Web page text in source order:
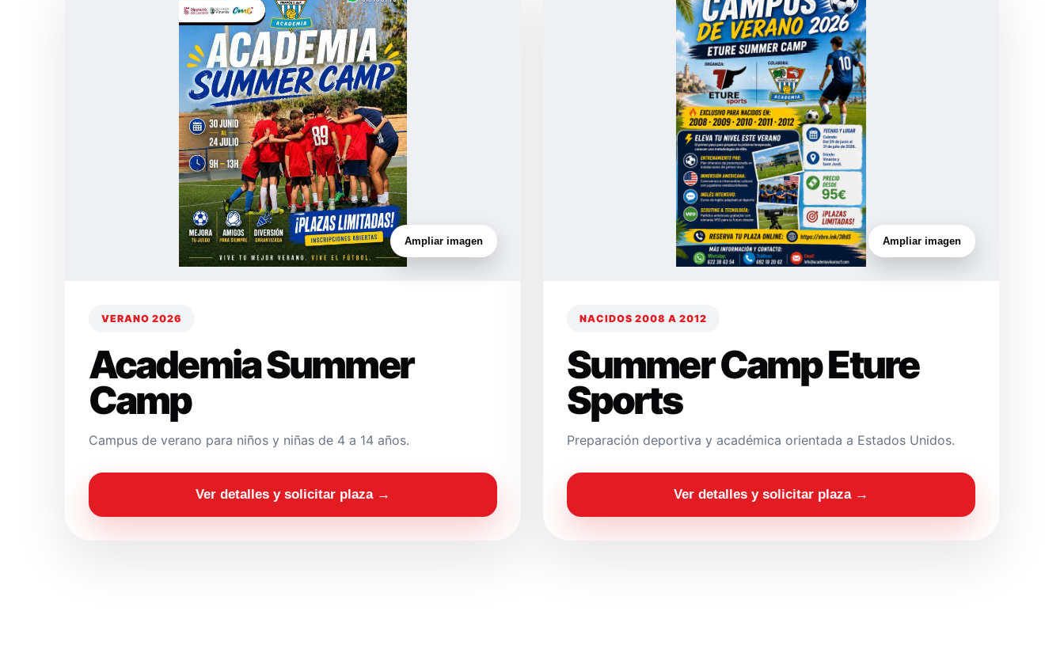
Ampliar imagen
VERANO 2026
Academia Summer
Camp
Campus de verano para niños y niñas de 4 a 14 años.
Ver detalles y solicitar plaza →
Ampliar imagen
NACIDOS 2008 A 2012
Summer Camp Eture
Sports
Preparación deportiva y académica orientada a Estados Unidos.
Ver detalles y solicitar plaza →